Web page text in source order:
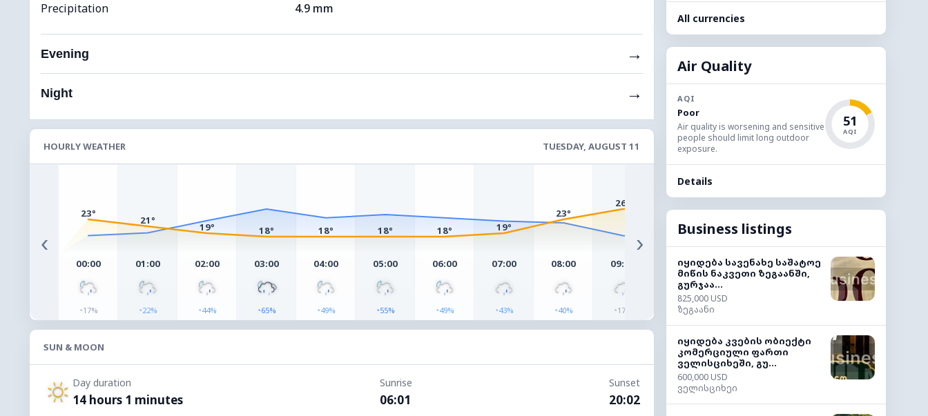
Precipitation 4.9 mm
Evening →
Night →
HOURLY WEATHER TUESDAY, AUGUST 11
‹
23°
00:00
◔17%
21°
01:00
◔22%
19°
02:00
◔44%
18°
03:00
◔65%
18°
04:00
◔49%
18°
05:00
◔55%
18°
06:00
◔49%
19°
07:00
◔43%
23°
08:00
◔40%
26°
09:00
◔17%
28°
10:00
◔8%
11:00 12:00 13:00
›
SUN & MOON
Day duration
14 hours 1 minutes
Sunrise
06:01
Sunset
20:02
All currencies
Air Quality
AQI
Poor
Air quality is worsening and sensitive
people should limit long outdoor
exposure.
51
AQI
Details
Business listings
იყიდება სავენახე საშატოე
მიწის ნაკვეთი ზეგაანში,
გურჯაა...
825,000 USD
ზეგაანი
იყიდება კვების ობიექტი
კომერციული ფართი
ველისციხეში, გუ...
600,000 USD
ველისციხეი